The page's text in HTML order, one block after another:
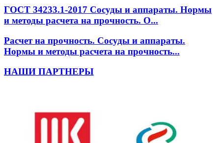
ГОСТ 34233.1-2017 Сосуды и аппараты. Нормы
и методы расчета на прочность. О...
Расчет на прочность. Сосуды и аппараты.
Нормы и методы расчета на прочность...
НАШИ ПАРТНЕРЫ